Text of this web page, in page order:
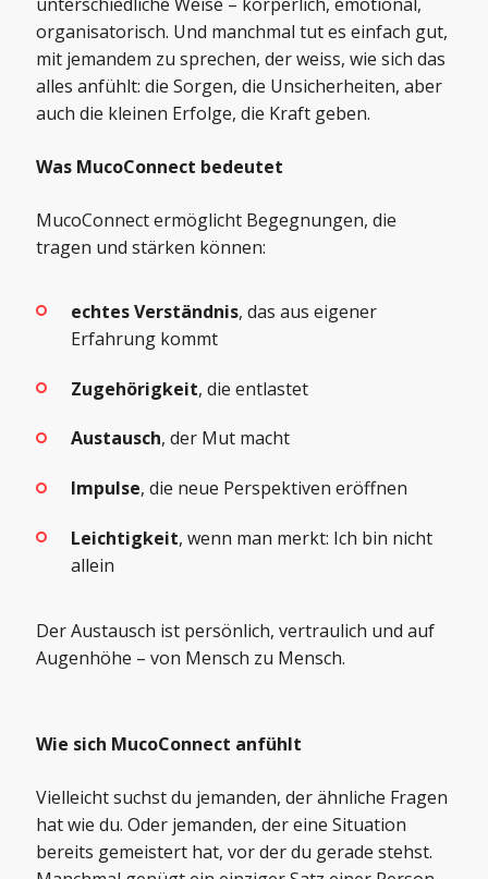
organisatorisch. Und manchmal tut es einfach gut,
mit jemandem zu sprechen, der weiss, wie sich das
alles anfühlt: die Sorgen, die Unsicherheiten, aber
auch die kleinen Erfolge, die Kraft geben.
Was MucoConnect bedeutet
MucoConnect ermöglicht Begegnungen, die
tragen und stärken können:
echtes Verständnis, das aus eigener
Erfahrung kommt
Zugehörigkeit, die entlastet
Austausch, der Mut macht
Impulse, die neue Perspektiven eröffnen
Leichtigkeit, wenn man merkt: Ich bin nicht
allein
Der Austausch ist persönlich, vertraulich und auf
Augenhöhe – von Mensch zu Mensch.
Wie sich MucoConnect anfühlt
Vielleicht suchst du jemanden, der ähnliche Fragen
hat wie du. Oder jemanden, der eine Situation
bereits gemeistert hat, vor der du gerade stehst.